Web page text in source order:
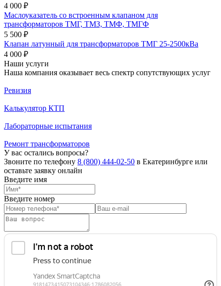
4 000 ₽
Маслоуказатель со встроенным клапаном для
трансформаторов ТМГ, ТМЗ, ТМФ, ТМГФ
5 500 ₽
Клапан латунный для трансформаторов ТМГ 25-2500кВа
4 000 ₽
Наши услуги
Наша компания оказывает весь спектр сопутствующих услуг
Ревизия
Калькулятор КТП
Лабораторные испытания
Ремонт трансформаторов
У вас остались вопросы?
Звоните по телефону 8 (800) 444-02-50 в Екатеринбурге или
оставьте заявку онлайн
Введите имя
Введите номер